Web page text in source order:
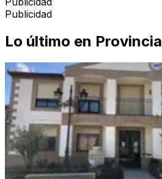
Publicidad
Lo último en Provincia